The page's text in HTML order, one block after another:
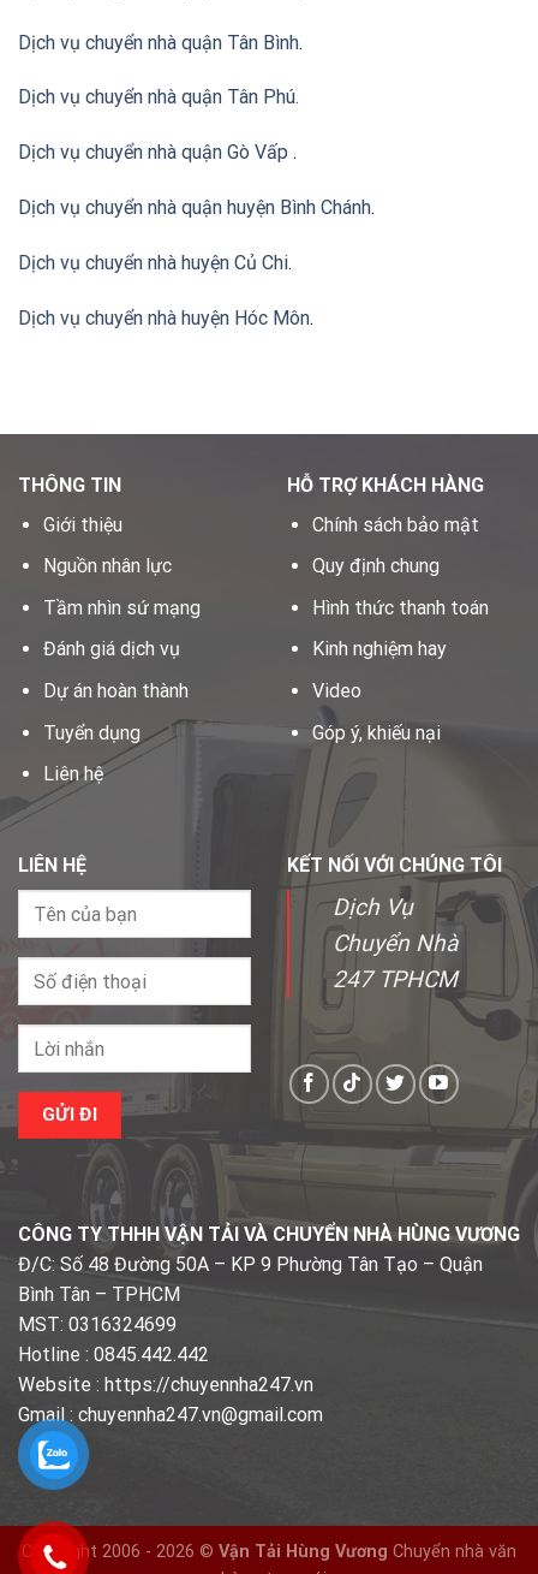
Dịch vụ chuyển nhà quận Tân Bình.
Dịch vụ chuyển nhà quận Tân Phú.
Dịch vụ chuyển nhà quận Gò Vấp .
Dịch vụ chuyển nhà quận huyện Bình Chánh.
Dịch vụ chuyển nhà huyện Củ Chi.
Dịch vụ chuyển nhà huyện Hóc Môn.
THÔNG TIN
Giới thiệu
Nguồn nhân lực
Tầm nhìn sứ mạng
Đánh giá dịch vụ
Dự án hoàn thành
Tuyển dụng
Liên hệ
HỖ TRỢ KHÁCH HÀNG
Chính sách bảo mật
Quy định chung
Hình thức thanh toán
Kinh nghiệm hay
Video
Góp ý, khiếu nại
LIÊN HỆ KẾT NỐI VỚI CHÚNG TÔI
Dịch Vụ
Chuyển Nhà
247 TPHCM
CÔNG TY THHH VẬN TẢI VÀ CHUYỂN NHÀ HÙNG VƯƠNG
Đ/C: Số 48 Đường 50A – KP 9 Phường Tân Tạo – Quận
Bình Tân – TPHCM
MST: 0316324699
Hotline : 0845.442.442
Website : https://chuyennha247.vn
Gmail : chuyennha247.vn@gmail.com
Copyright 2006 - 2026 © Vận Tải Hùng Vương Chuyển nhà văn